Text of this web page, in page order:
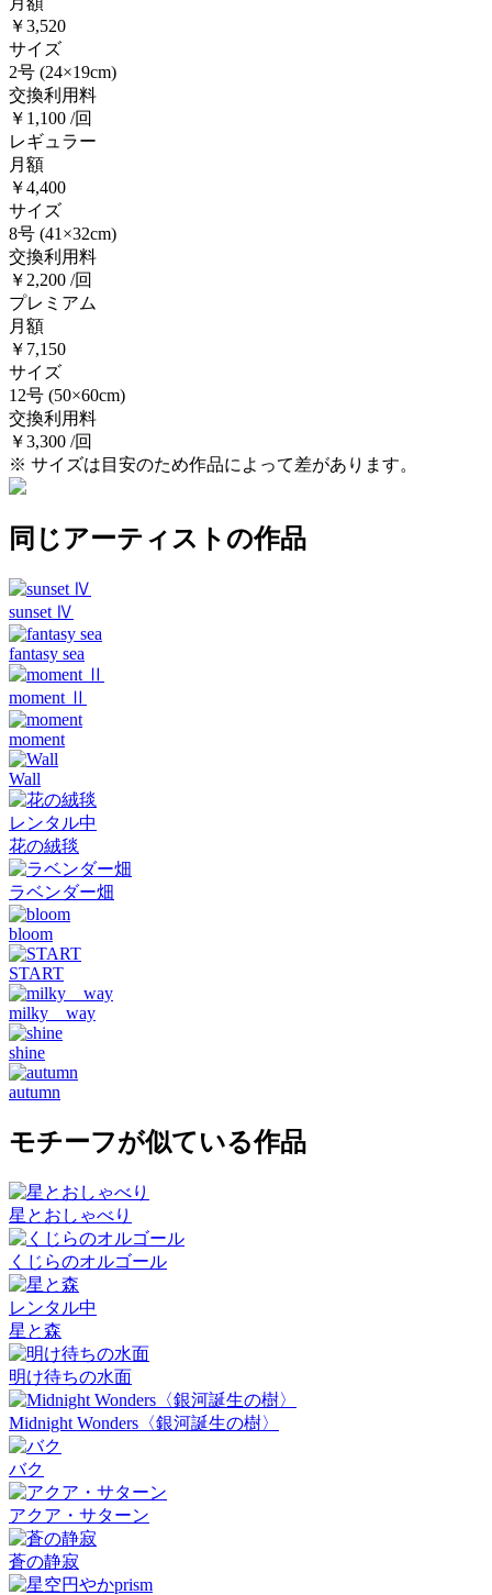
￥3,520
サイズ
2号 (24×19cm)
交換利用料
￥1,100 /回
レギュラー
月額
￥4,400
サイズ
8号 (41×32cm)
交換利用料
￥2,200 /回
プレミアム
月額
￥7,150
サイズ
12号 (50×60cm)
交換利用料
￥3,300 /回
※ サイズは目安のため作品によって差があります。
同じアーティストの作品
sunset Ⅳ
fantasy sea
moment Ⅱ
moment
Wall
レンタル中
花の絨毯
ラベンダー畑
bloom
START
milky way
shine
autumn
モチーフが似ている作品
星とおしゃべり
くじらのオルゴール
レンタル中
星と森
明け待ちの水面
Midnight Wonders〈銀河誕生の樹〉
バク
アクア・サターン
蒼の静寂